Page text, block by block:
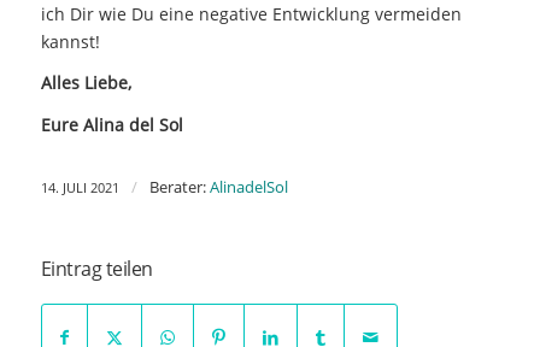
ich Dir wie Du eine negative Entwicklung vermeiden
kannst!
Alles Liebe,
Eure Alina del Sol
14. JULI 2021 / Berater:AlinadelSol
Eintrag teilen